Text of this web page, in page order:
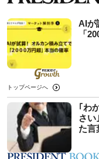
AIが
「
トップページへ
｢わ
さい
た言